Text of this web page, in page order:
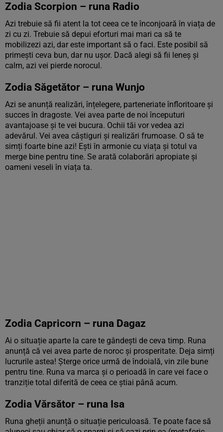
Zodia Scorpion – runa Radio
Azi trebuie să fii atent la tot ceea ce te înconjoară în viața de
zi cu zi. Trebuie să depui eforturi mai mari ca să te
mobilizezi azi, dar este important să o faci. Este posibil să
primești ceva bun, dar nu ușor. Dacă alegi să fii leneș și
calm, azi vei pierde norocul.
Zodia Săgetător – runa Wunjo
Azi se anunță realizări, înțelegere, parteneriate înfloritoare și
succes în dragoste. Vei avea parte de noi începuturi
avantajoase și te vei bucura. Ochii tăi vor vedea azi
adevărul. Vei avea câștiguri și realizări frumoase. O să te
simți foarte bine azi! Ești în armonie cu viața și totul va
merge bine pentru tine. Se arată colaborări apropiate și
oameni veseli în viața ta.
Zodia Capricorn – runa Dagaz
Ai o situație aparte la care te gândești de ceva timp. Runa
anunță că vei avea parte de noroc și prosperitate. Deja simți
lucrurile astea! Șterge orice urmă de îndoială, vin zile bune
pentru tine. Runa va marca și o perioadă în care vei face o
tranziție total diferită de ceea ce știai până acum.
Zodia Vărsător – runa Isa
Runa gheții anunță o situație periculoasă. Te poate face să